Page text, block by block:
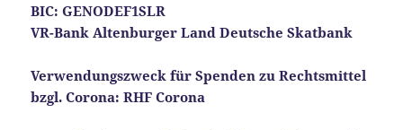
BIC: GENODEF1SLR
VR-Bank Altenburger Land Deutsche Skatbank
Verwendungszweck für Spenden zu Rechtsmittel
bzgl. Corona: RHF Corona